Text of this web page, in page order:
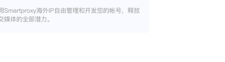
Smartproxy海外IP自由管理和开发您的帐号，释放
媒体的全部潜力。